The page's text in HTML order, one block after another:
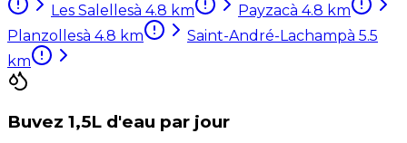
Les Salellesà 4.8 km Payzacà 4.8 km
Planzollesà 4.8 km Saint-André-Lachampà 5.5
km
Buvez 1,5L d'eau par jour